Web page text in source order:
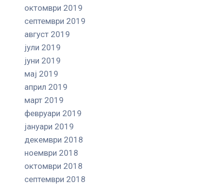
октомври 2019
септември 2019
август 2019
јули 2019
јуни 2019
мај 2019
април 2019
март 2019
февруари 2019
јануари 2019
декември 2018
ноември 2018
октомври 2018
септември 2018